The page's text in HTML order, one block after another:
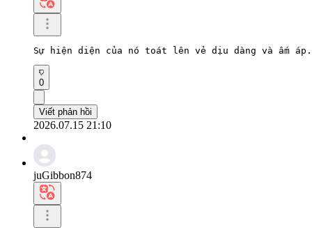
Sự hiện diện của nó toát lên vẻ dịu dàng và ấm
0
Viết phản hồi
2026.07.15 21:10
juGibbon874